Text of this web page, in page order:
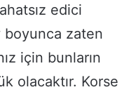
edici
boyunca zaten
için bunların
olacaktır. Korse